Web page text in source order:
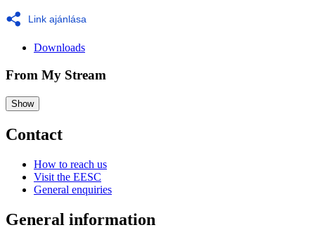
Link ajánlása
Downloads
From My Stream
Show
Contact
How to reach us
Visit the EESC
General enquiries
General information